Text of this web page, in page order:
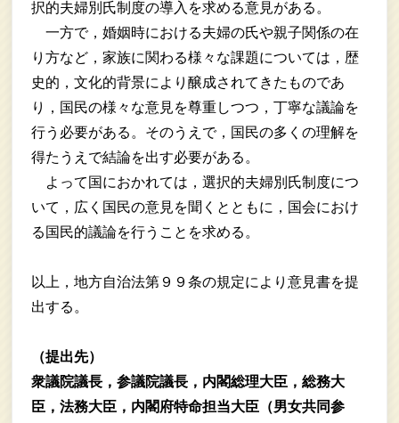
択的夫婦別氏制度の導入を求める意見がある。
一方で，婚姻時における夫婦の氏や親子関係の在
り方など，家族に関わる様々な課題については，歴
史的，文化的背景により醸成されてきたものであ
り，国民の様々な意見を尊重しつつ，丁寧な議論を
行う必要がある。そのうえで，国民の多くの理解を
得たうえで結論を出す必要がある。
よって国におかれては，選択的夫婦別氏制度につ
いて，広く国民の意見を聞くとともに，国会におけ
る国民的議論を行うことを求める。
以上，地方自治法第９９条の規定により意見書を提
出する。
（提出先）
衆議院議長，参議院議長，内閣総理大臣，総務大
臣，法務大臣，内閣府特命担当大臣（男女共同参